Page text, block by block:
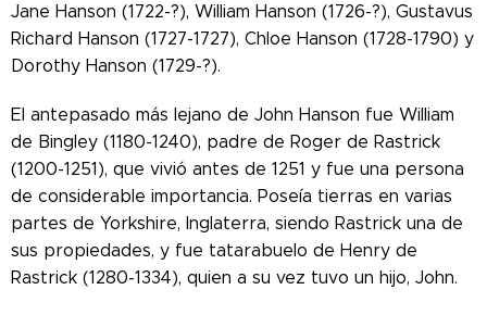
Jane Hanson (1722-?), William Hanson (1726-?), Gustavus
Richard Hanson (1727-1727), Chloe Hanson (1728-1790) y
Dorothy Hanson (1729-?).
El antepasado más lejano de John Hanson fue William
de Bingley (1180-1240), padre de Roger de Rastrick
(1200-1251), que vivió antes de 1251 y fue una persona
de considerable importancia. Poseía tierras en varias
partes de Yorkshire, Inglaterra, siendo Rastrick una de
sus propiedades, y fue tatarabuelo de Henry de
Rastrick (1280-1334), quien a su vez tuvo un hijo, John.